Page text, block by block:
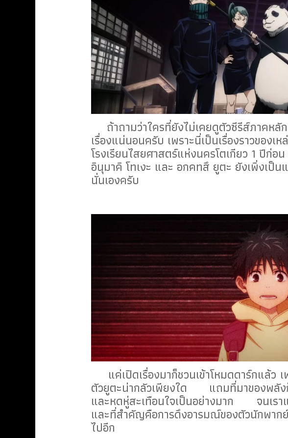
ถ้าถามว่าใครที่ยังไม่เคยดูตัวซีรีส์ภาคหลั
เรื่องแน่นอนครับ เพราะนี่เป็นเรื่องราวของ
โรงเรียนไสยศาสตร์แห่งนครโตเกียว 1 ปีก่
อินุมาคิ โทเงะ และ อกคทสึ ยูตะ ยังเพิ่งเป็น
นั่นเองครับ
แค่เปิดเรื่องมาก็ชวนเข้าโหมดดาร์กแล้ว
ตัวยูตะน่ากลัวเพียงใด แถมที่มาของพลังก็
และหดหู่สะเทือนใจเป็นอย่างมาก จนเรา
และที่สำคัญคือการดึงอารมณ์ของตัวนักพาก
ไปอีก